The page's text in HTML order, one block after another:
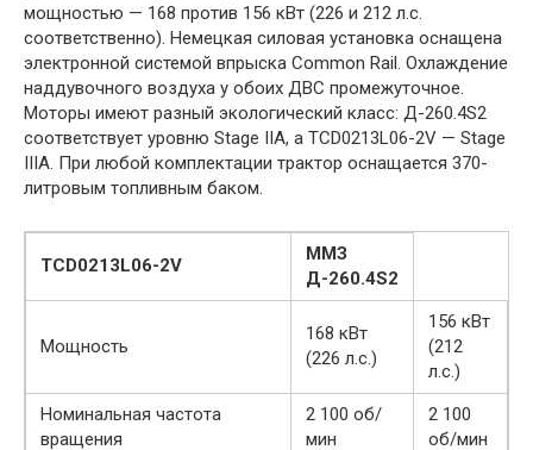
мощностью — 168 против 156 кВт (226 и 212 л.с.
соответственно). Немецкая силовая установка оснащена
электронной системой впрыска Common Rail. Охлаждение
наддувочного воздуха у обоих ДВС промежуточное.
Моторы имеют разный экологический класс: Д-260.4S2
соответствует уровню Stage IIA, а TCD0213L06-2V — Stage
IIIA. При любой комплектации трактор оснащается 370-
литровым топливным баком.
TCD0213L06-2V
ММЗ
Д-260.4S2
Мощность
168 кВт
(226 л.с.)
156 кВт
(212
л.с.)
Номинальная частота
вращения
2 100 об/
мин
2 100
об/мин